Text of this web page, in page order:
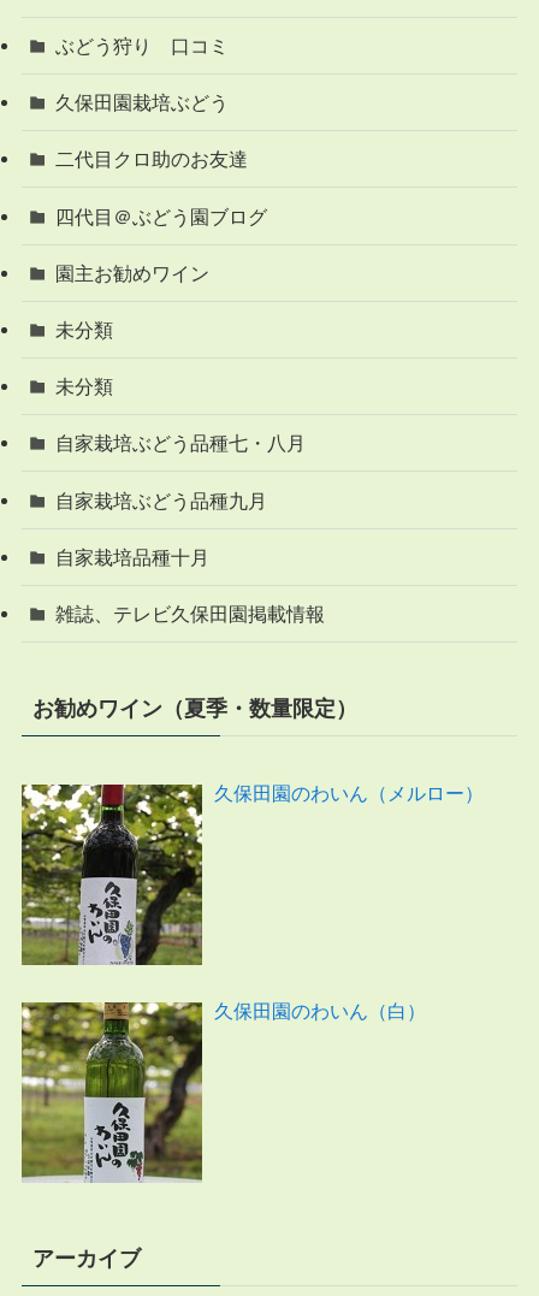
ぶどう狩り 口コミ
久保田園栽培ぶどう
二代目クロ助のお友達
四代目＠ぶどう園ブログ
園主お勧めワイン
未分類
未分類
自家栽培ぶどう品種七・八月
自家栽培ぶどう品種九月
自家栽培品種十月
雑誌、テレビ久保田園掲載情報
お勧めワイン（夏季・数量限定）
久保田園のわいん（メルロー）
久保田園のわいん（白）
アーカイブ